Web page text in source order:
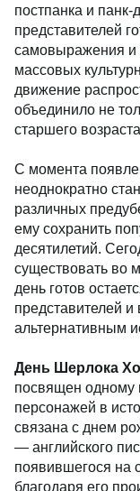
постпанка и
представителей
самовыражения и
массовых
движение
объединило не
старшего
С момента
неоднократно
различных
ему сохранить
десятилетий.
существовать во
день готов
представителей и
альтернативным
День Шерлока
посвящен одному
персонажей в
связана с днем
— английского
появившегося на
благодаря его